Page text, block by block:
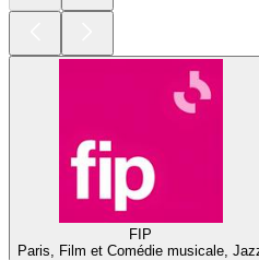
FIP
Paris, Film et Comédie musicale,